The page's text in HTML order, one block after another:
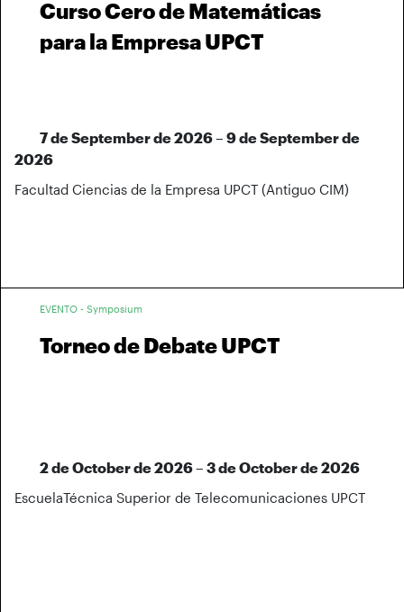
Curso Cero de Matemáticas
para la Empresa UPCT
7 de September de 2026 – 9 de September de
2026
Facultad Ciencias de la Empresa UPCT (Antiguo CIM)
EVENTO - Symposium
Torneo de Debate UPCT
2 de October de 2026 – 3 de October de 2026
EscuelaTécnica Superior de Telecomunicaciones UPCT